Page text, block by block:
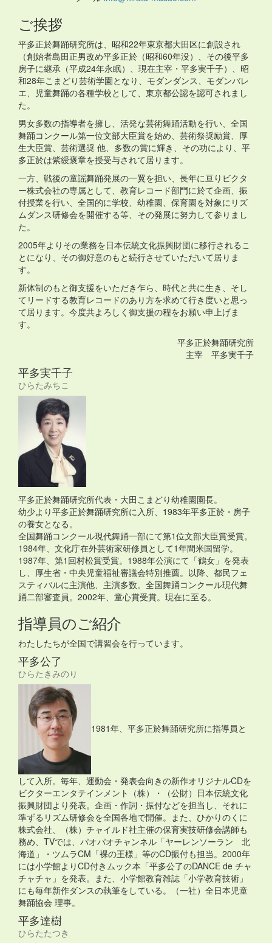
ご挨拶
平多正於舞踊研究所は、昭和22年東京都大田区に創設され
（創始者島田正男改め平多正於（昭和60年没）、その後平多
房子に継承（平成24年永眠）、現在主宰・平多実千子）、昭
和28年こまどり芸術学園となり、モダンダンス、モダンバレ
エ、児童舞踊の各種学校として、東京都公認を認可されまし
た。
男女多数の指導者を擁し、活発な芸術舞踊活動を行い、全国
舞踊コンクール第一位文部大臣賞を始め、芸術祭奨励賞、厚
生大臣賞、芸術選奨 他、多数の賞に輝き、その功により、平
多正於は紫綬褒章を授受与されて居ります。
一方、戦後の童謡舞踊発展の一翼を担い、長年に亘りビクタ
ー株式会社の専属として、教育レコード部門に於て企画、振
付授業を行い、全国的に学校、幼稚園、保育園を対象にリズ
ムダンス研修会を開催する等、その発展に努力して参りまし
た。
2005年よりその業務を日本伝統文化振興財団に移行されるこ
とになり、その御好意のもと続行させていただいて居りま
す。
新体制のもと御支援をいただき乍ら、時代と共に生き、そし
てリードする教育レコードのあり方を求めて行き度いと思っ
て居ります。今度共よろしく御支援の程をお願い申上げま
す。
平多正於舞踊研究所
主宰 平多実千子
平多実千子
ひらたみちこ
平多正於舞踊研究所代表・大田こまどり幼稚園園長。
幼少より平多正於舞踊研究所に入所、1983年平多正於・房子
の養女となる。
全国舞踊コンクール現代舞踊一部にて第1位文部大臣賞受賞。
1984年、文化庁在外芸術家研修員として1年間米国留学。
1987年、第1回村松賞受賞。1988年公演にて「鶴女」を発表
し、厚生省・中央児童福祉審議会特別推薦。以降、都民フェ
スティバルに主演他、主演多数。全国舞踊コンクール現代舞
踊二部審査員。2002年、童心賞受賞。現在に至る。
指導員のご紹介
わたしたちが全国で講習会を行っています。
平多公了
ひらたきみのり
1981年、平多正於舞踊研究所に指導員と
して入所。毎年、運動会・発表会向きの新作オリジナルCDを
ビクターエンタテインメント（株）・（公財）日本伝統文化
振興財団より発表。企画・作詞・振付などを担当し、それに
準ずるリズム研修会を全国各地で開催。また、ひかりのくに
株式会社、（株）チャイルド社主催の保育実技研修会講師も
務め、TVでは、パオパオチャンネル「ヤーレンソーラン 北
海道」・ツムラCM「裸の王様」等のCD振付も担当。2000年
には小学館よりCD付きムック本「平多公了のDANCE de チャ
チャチャ」を発表。また、小学館教育雑誌「小学教育技術」
にも毎年新作ダンスの執筆をしている。（一社）全日本児童
舞踊協会 理事。
平多達樹
ひらたたつき